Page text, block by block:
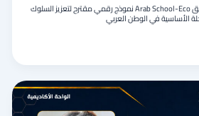
بحث علمي مشترك بعنوان : تطبيق Arab School-Eco نموذج رقمي مقترح لتعزيز السلوك
الأساسية في الوطن العربي